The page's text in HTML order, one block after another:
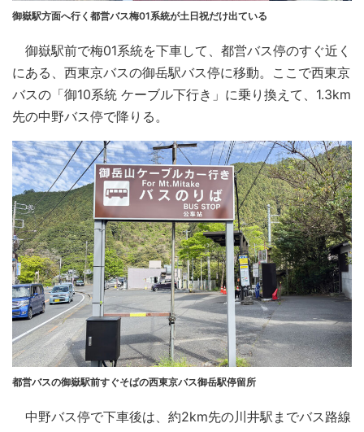
御嶽駅方面へ行く都営バス梅01系統が土日祝だけ出ている
御嶽駅前で梅01系統を下車して、都営バス停のすぐ近く
にある、西東京バスの御岳駅バス停に移動。ここで西東京
バスの「御10系統 ケーブル下行き」に乗り換えて、1.3km
先の中野バス停で降りる。
都営バスの御嶽駅前すぐそばの西東京バス御岳駅停留所
中野バス停で下車後は、約2km先の川井駅までバス路線